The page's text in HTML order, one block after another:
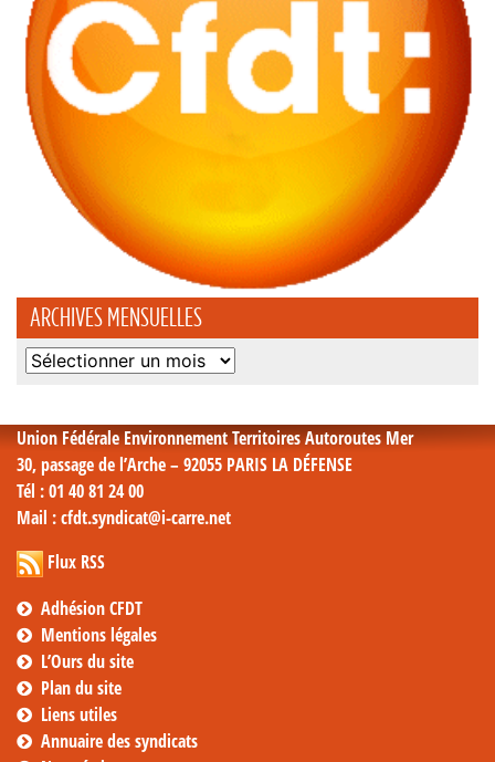
ARCHIVES MENSUELLES
Archives
Union Fédérale Environnement Territoires Autoroutes Mer
30, passage de l’Arche – 92055 PARIS LA DÉFENSE
Tél : 01 40 81 24 00
Mail : cfdt.syndicat@i-carre.net
Flux RSS
Adhésion CFDT
Mentions légales
L’Ours du site
Plan du site
Liens utiles
Annuaire des syndicats